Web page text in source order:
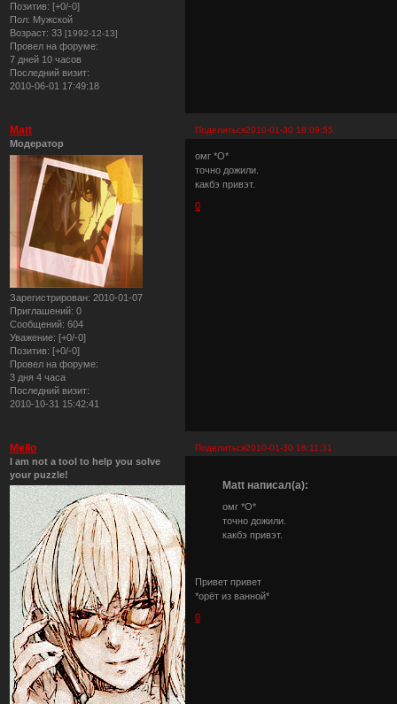
Позитив: [+0/-0]
Пол: Мужской
Возраст: 33 [1992-12-13]
Провел на форуме:
7 дней 10 часов
Последний визит:
2010-06-01 17:49:18
Поделиться2010-01-30 18:09:55
Matt
Модератор
Зарегистрирован: 2010-01-07
Приглашений: 0
Сообщений: 604
Уважение: [+0/-0]
Позитив: [+0/-0]
Провел на форуме:
3 дня 4 часа
Последний визит:
2010-10-31 15:42:41
омг *О*
точно дожили.
какбэ привэт.
0
Поделиться2010-01-30 18:11:31
Mello
I am not a tool to help you solve
your puzzle!
Matt написал(а):
омг *О*
точно дожили.
какбэ привэт.
Привет привет
*орёт из ванной*
0